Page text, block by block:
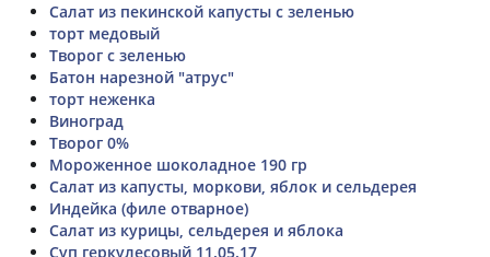
Салат из пекинской капусты с зеленью
торт медовый
Творог с зеленью
Батон нарезной "атрус"
торт неженка
Виноград
Творог 0%
Мороженное шоколадное 190 гр
Салат из капусты, моркови, яблок и сельдерея
Индейка (филе отварное)
Салат из курицы, сельдерея и яблока
Суп геркулесовый 11.05.17